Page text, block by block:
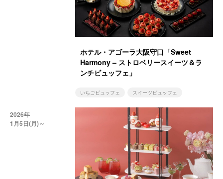
ホテル・アゴーラ大阪守口「Sweet
Harmony – ストロベリースイーツ＆ラ
ンチビュッフェ」
いちごビュッフェ スイーツビュッフェ
2026年
1月5日(月)～